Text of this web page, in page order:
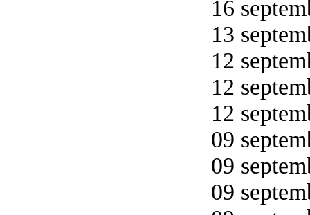
16
13
12
12
12
09
09
09